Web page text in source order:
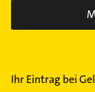
Ihr Eintrag bei